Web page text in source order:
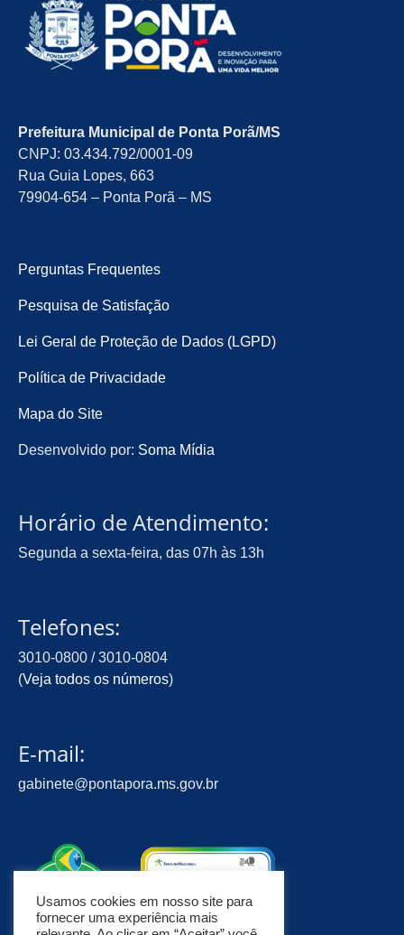
Prefeitura Municipal de Ponta Porã/MS
CNPJ: 03.434.792/0001-09
Rua Guia Lopes, 663
79904-654 – Ponta Porã – MS
Perguntas Frequentes
Pesquisa de Satisfação
Lei Geral de Proteção de Dados (LGPD)
Política de Privacidade
Mapa do Site
Desenvolvido por: Soma Mídia
Horário de Atendimento:
Segunda a sexta-feira, das 07h às 13h
Telefones:
3010-0800 / 3010-0804
(Veja todos os números)
E-mail:
gabinete@pontapora.ms.gov.br
Usamos cookies em nosso site para
fornecer uma experiência mais